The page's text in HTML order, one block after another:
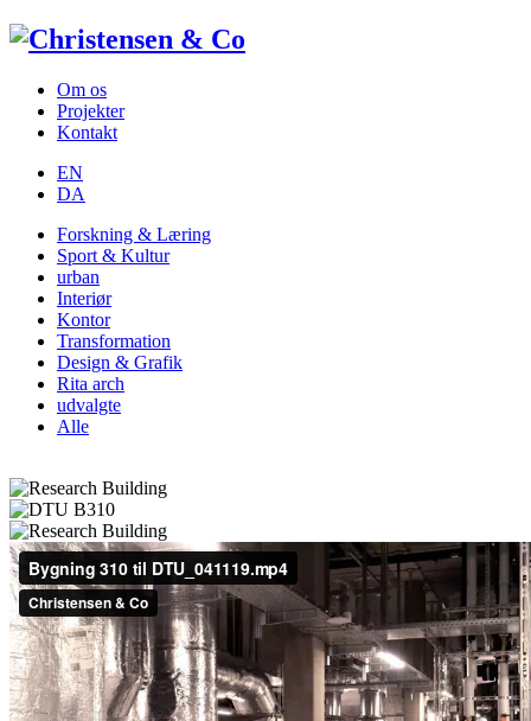
Om os
Projekter
Kontakt
EN
DA
Forskning & Læring
Sport & Kultur
urban
Interiør
Kontor
Transformation
Design & Grafik
Rita arch
udvalgte
Alle